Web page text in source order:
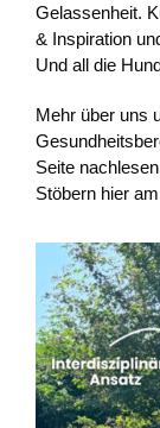
Gelassenheit.
& Inspiration
Und all die
Mehr über uns
Seite
Stöbern hier